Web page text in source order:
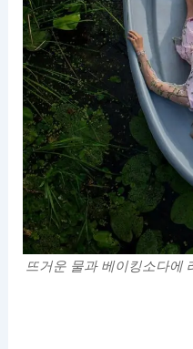
뜨거운 물과 베이킹소다에